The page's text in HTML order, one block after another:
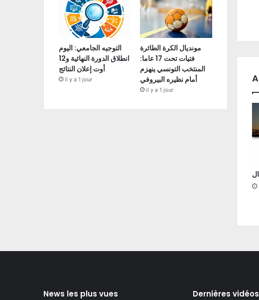
التوجيه الجامعي: اليوم
انطلاق الدورة النهائية و12
أوت إعلان النتائج
il y a 1 jour
مونديال الكرة الطائرة
فتيات تحت 17 عاما:
المنتخب التونسي ينهزم
أمام نظيره البيروفي
il y a 1 jour
News les plus vues Dernières vidéos